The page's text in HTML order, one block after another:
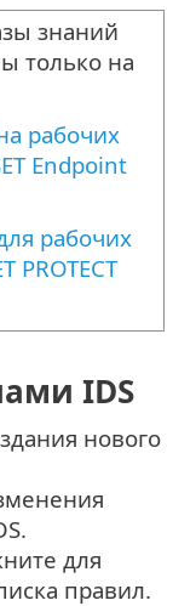
знаний
только на
рабочих
Endpoint
рабочих
PROTECT
IDS
нового
для
правил.